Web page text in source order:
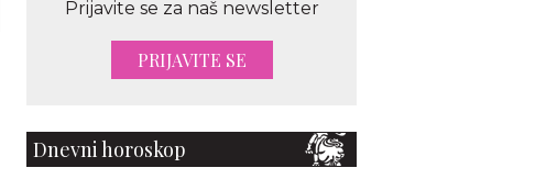
Prijavite se za naš newsletter
PRIJAVITE SE
Dnevni horoskop